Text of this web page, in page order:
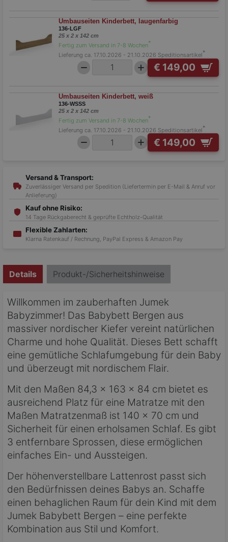
Umbauseiten Kinderbett, laugenfarbig
136-LGF
25 x 2 x 142 cm
Fertig zum Versand in 7-8 Wochen*
Lieferung ca. 17.10.2026 - 21.10.2026 Speditionsartikel*
€ 149,00
Umbauseiten Kinderbett, weiß
136-WSSS
25 x 2 x 142 cm
Fertig zum Versand in 7-8 Wochen*
Lieferung ca. 17.10.2026 - 21.10.2026 Speditionsartikel*
€ 149,00
Versand & Transport:
Zuverlässiger Versand per Spedition (Liefertermin per E-Mail & Anruf vor
Anlieferung)
Kauf ohne Risiko:
14 Tage Rückgaberecht & geprüfte Echtholz-Qualität
Flexible Zahlarten:
Klarna Ratenkauf / Rechnung, PayPal Express & Amazon Pay
Details Produkt-/Sicherheitshinweise
Willkommen im zauberhaften Jumek
Babyzimmer! Das Babybett Bergen aus
massiver nordischer Kiefer vereint natürlichen
Charme und hohe Qualität. Dieses Bett schafft
eine gemütliche Schlafumgebung für dein Baby
und überzeugt mit nordischem Flair.
Mit den Maßen 84,3 x 163 x 84 cm bietet es
ausreichend Platz für eine Matratze mit den
Maßen Matratzenmaß ist 140 x 70 cm und
Sicherheit für einen erholsamen Schlaf. Es gibt
3 entfernbare Sprossen, diese ermöglichen
einfaches Ein- und Aussteigen.
Der höhenverstellbare Lattenrost passt sich
den Bedürfnissen deines Babys an. Schaffe
einen behaglichen Raum für dein Kind mit dem
Jumek Babybett Bergen – eine perfekte
Kombination aus Stil und Komfort.